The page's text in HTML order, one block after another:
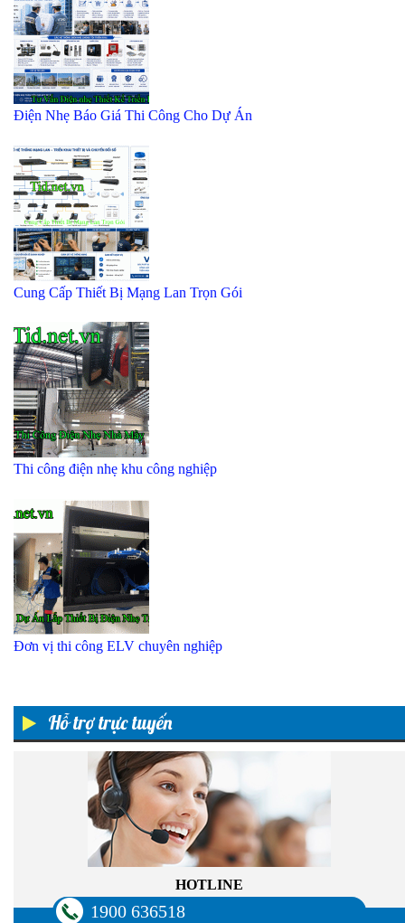
Hỗ trợ trực tuyến
HOTLINE
1900 636518
Điện Nhẹ Báo Giá Thi Công Cho Dự Án
Cung Cấp Thiết Bị Mạng Lan Trọn Gói
Thi công điện nhẹ khu công nghiệp
Đơn vị thi công ELV chuyên nghiệp